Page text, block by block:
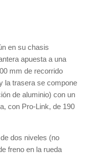
en su chasis
apuesta a una
mm de recorrido
la trasera se compone
de aluminio) con un
con Pro-Link, de 190
dos niveles (no
freno en la rueda